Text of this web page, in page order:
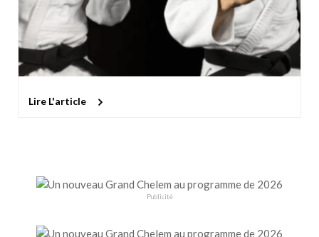
Lire L'article
Publicité